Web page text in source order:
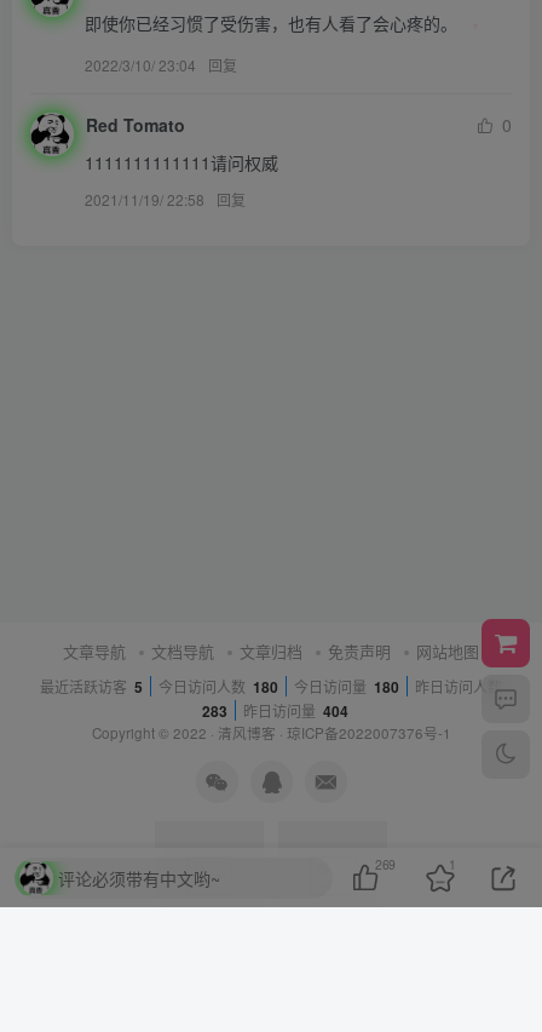
即使你已经习惯了受伤害，也有人看了会心疼的。
2022/3/10/ 23:04 回复
Red Tomato
0
1111111111111请问权威
2021/11/19/ 22:58 回复
文章导航 文档导航 文章归档 免责声明 网站地图
最近活跃访客 5 今日访问人数 180 今日访问量 180 昨日访问人数
283 昨日访问量 404
Copyright © 2022 · 清风博客 · 琼ICP备2022007376号-1
评论必须带有中文哟~
269 1